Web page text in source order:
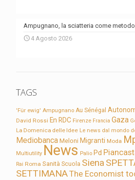
Ampugnano, la sciatteria come metodo
4 Agosto 2026
TAGS
'Für ewig' Ampugnano Au Sénégal
David Rossi En RDC Firenze Francia Gaza
La Domenica delle Idee Le news dal mondo
Mediobanca Meloni Migranti Moda
Multiutility News Palio Pd
Rai Roma Sanità Scuola Siena
SETTIMANAThe Economist